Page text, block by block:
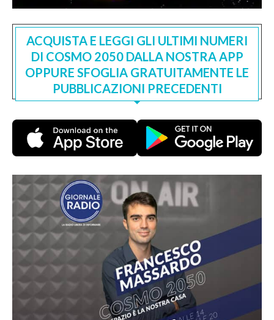
ACQUISTA E LEGGI GLI ULTIMI NUMERI
DI COSMO 2050 DALLA NOSTRA APP
OPPURE SFOGLIA GRATUITAMENTE LE
PUBBLICAZIONI PRECEDENTI